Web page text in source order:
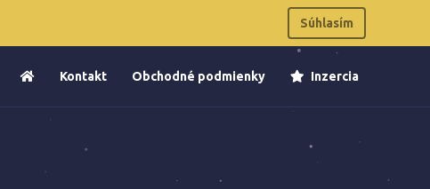
Súhlasím
Kontakt Obchodné podmienky Inzercia